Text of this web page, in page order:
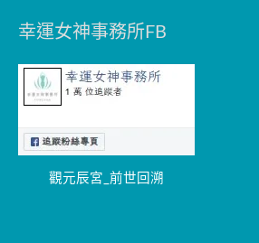
幸運女神事務所FB
觀元辰宮_前世回溯